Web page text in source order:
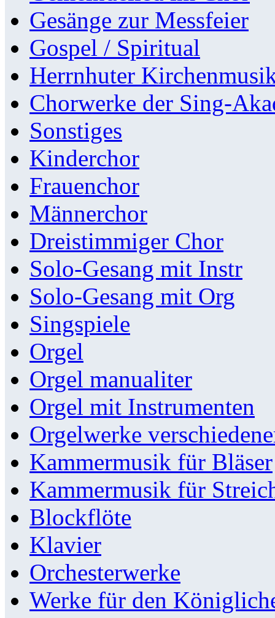
Gesänge zur Messfeier
Gospel / Spiritual
Herrnhuter
Chorwerke der Sing-
Sonstiges
Kinderchor
Frauenchor
Männerchor
Dreistimmiger Chor
Solo-Gesang mit Instr
Solo-Gesang mit Org
Singspiele
Orgel
Orgel manualiter
Orgel mit Instrumenten
Orgelwerke
Kammermusik für Bläser
Kammermusik für
Blockflöte
Klavier
Orchesterwerke
Werke für den